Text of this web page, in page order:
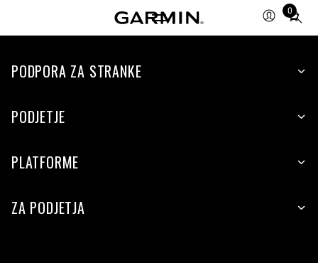
0
Total
items
cart:
PODPORA ZA STRANKE
PODJETJE
PLATFORME
ZA PODJETJA